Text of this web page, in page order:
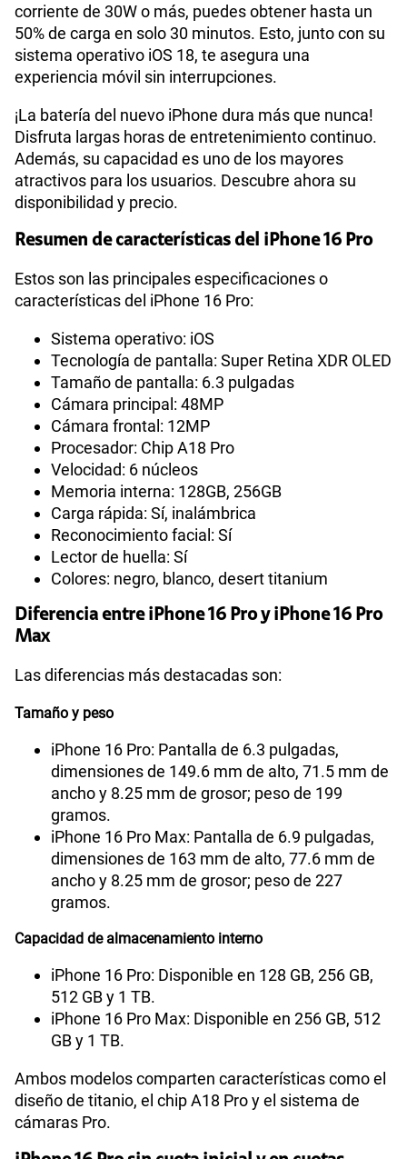
corriente de 30W o más, puedes obtener hasta un
50% de carga en solo 30 minutos. Esto, junto con su
sistema operativo iOS 18, te asegura una
experiencia móvil sin interrupciones.
¡La batería del nuevo iPhone dura más que nunca!
Disfruta largas horas de entretenimiento continuo.
Además, su capacidad es uno de los mayores
atractivos para los usuarios. Descubre ahora su
disponibilidad y precio.
Resumen de características del iPhone 16 Pro
Estos son las principales especificaciones o
características del iPhone 16 Pro:
Sistema operativo: iOS
Tecnología de pantalla: Super Retina XDR OLED
Tamaño de pantalla: 6.3 pulgadas
Cámara principal: 48MP
Cámara frontal: 12MP
Procesador: Chip A18 Pro
Velocidad: 6 núcleos
Memoria interna: 128GB, 256GB
Carga rápida: Sí, inalámbrica
Reconocimiento facial: Sí
Lector de huella: Sí
Colores: negro, blanco, desert titanium
Diferencia entre iPhone 16 Pro y iPhone 16 Pro
Max
Las diferencias más destacadas son:
Tamaño y peso
iPhone 16 Pro: Pantalla de 6.3 pulgadas,
dimensiones de 149.6 mm de alto, 71.5 mm de
ancho y 8.25 mm de grosor; peso de 199
gramos.
iPhone 16 Pro Max: Pantalla de 6.9 pulgadas,
dimensiones de 163 mm de alto, 77.6 mm de
ancho y 8.25 mm de grosor; peso de 227
gramos.
Capacidad de almacenamiento interno
iPhone 16 Pro: Disponible en 128 GB, 256 GB,
512 GB y 1 TB.
iPhone 16 Pro Max: Disponible en 256 GB, 512
GB y 1 TB.
Ambos modelos comparten características como el
diseño de titanio, el chip A18 Pro y el sistema de
cámaras Pro.